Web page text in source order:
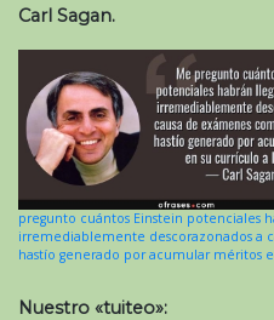
Carl Sagan.
pregunto cuántos Einstein potenciales
irremediablemente descorazonados a
hastío generado por acumular méritos
Nuestro «tuiteo»: